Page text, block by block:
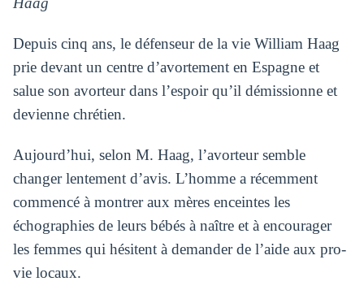
Depuis cinq ans, le défenseur de la vie William Haag
prie devant un centre d’avortement en Espagne et
salue son avorteur dans l’espoir qu’il démissionne et
devienne chrétien.
Aujourd’hui, selon M. Haag, l’avorteur semble
changer lentement d’avis. L’homme a récemment
commencé à montrer aux mères enceintes les
échographies de leurs bébés à naître et à encourager
les femmes qui hésitent à demander de l’aide aux pro-
vie locaux.